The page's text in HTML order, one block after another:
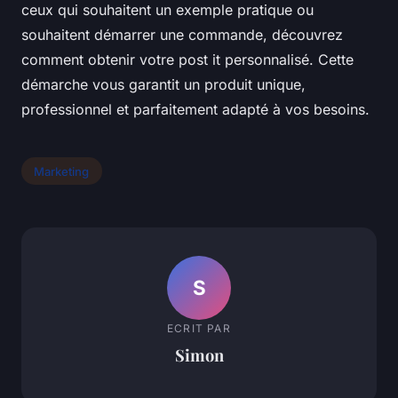
ceux qui souhaitent un exemple pratique ou
souhaitent démarrer une commande, découvrez
comment obtenir votre post it personnalisé. Cette
démarche vous garantit un produit unique,
professionnel et parfaitement adapté à vos besoins.
Marketing
S
ECRIT PAR
Simon